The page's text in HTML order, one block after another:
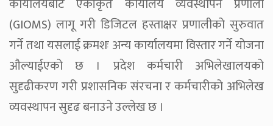
कार्यालयबाट एकीकृत कार्यालय व्यवस्थापन प्रणाली
(GIOMS) लागू गरी डिजिटल हस्ताक्षर प्रणालीको सुरुवात
गर्ने तथा यसलाई क्रमशः अन्य कार्यालयमा विस्तार गर्ने योजना
औल्याईएको छ । प्रदेश कर्मचारी अभिलेखालयको
सुदृढीकरण गरी प्रशासनिक संरचना र कर्मचारीको अभिलेख
व्यवस्थापन सुदृढ बनाउने उल्लेख छ ।